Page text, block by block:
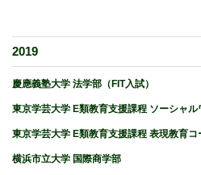
2019
慶應義塾大学 法学部（FIT入試）
東京学芸大学 E類教育支援課程 ソーシャル
東京学芸大学 E類教育支援課程 表現教育コ
横浜市立大学 国際商学部